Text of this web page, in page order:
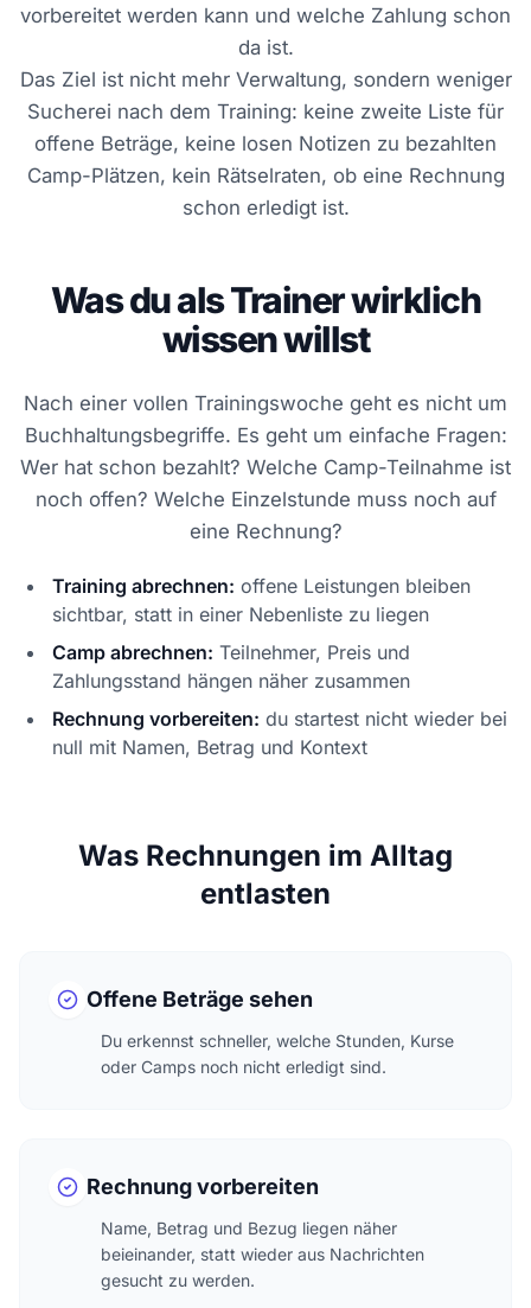
vorbereitet werden kann und welche Zahlung schon
da ist.
Das Ziel ist nicht mehr Verwaltung, sondern weniger
Sucherei nach dem Training: keine zweite Liste für
offene Beträge, keine losen Notizen zu bezahlten
Camp-Plätzen, kein Rätselraten, ob eine Rechnung
schon erledigt ist.
Was du als Trainer wirklich
wissen willst
Nach einer vollen Trainingswoche geht es nicht um
Buchhaltungsbegriffe. Es geht um einfache Fragen:
Wer hat schon bezahlt? Welche Camp-Teilnahme ist
noch offen? Welche Einzelstunde muss noch auf
eine Rechnung?
Training abrechnen: offene Leistungen bleiben
sichtbar, statt in einer Nebenliste zu liegen
Camp abrechnen: Teilnehmer, Preis und
Zahlungsstand hängen näher zusammen
Rechnung vorbereiten: du startest nicht wieder bei
null mit Namen, Betrag und Kontext
Was Rechnungen im Alltag
entlasten
Offene Beträge sehen
Du erkennst schneller, welche Stunden, Kurse
oder Camps noch nicht erledigt sind.
Rechnung vorbereiten
Name, Betrag und Bezug liegen näher
beieinander, statt wieder aus Nachrichten
gesucht zu werden.